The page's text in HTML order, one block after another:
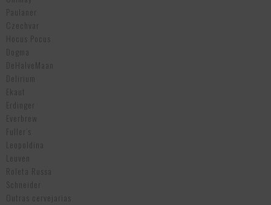
Paulaner
Czechvar
Hocus Pocus
Dogma
DeHalveMaan
Delirium
Ekaut
Erdinger
Everbrew
Fuller’s
Leopoldina
Leuven
Roleta Russa
Schneider
Outras cervejarias